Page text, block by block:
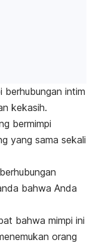
berhubungan intim
kekasih.
bermimpi
yang sama sekali
bahwa Anda
bahwa mimpi ini
orang